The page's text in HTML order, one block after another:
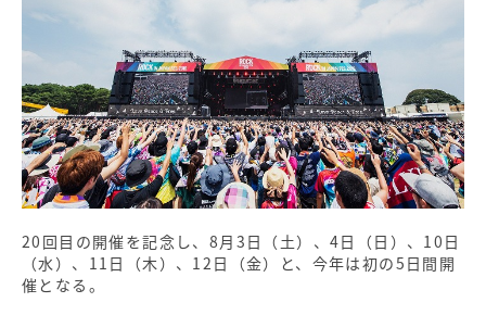
20回目の開催を記念し、8月3日（土）、4日（日）、10日
（水）、11日（木）、12日（金）と、今年は初の5日間開
催となる。